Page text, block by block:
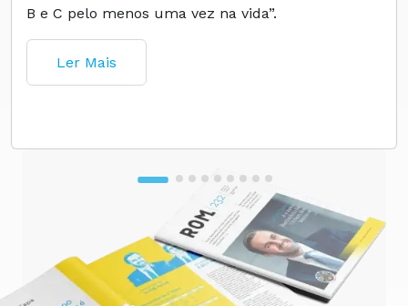
B e C pelo menos uma vez na vida”.
Ler Mais